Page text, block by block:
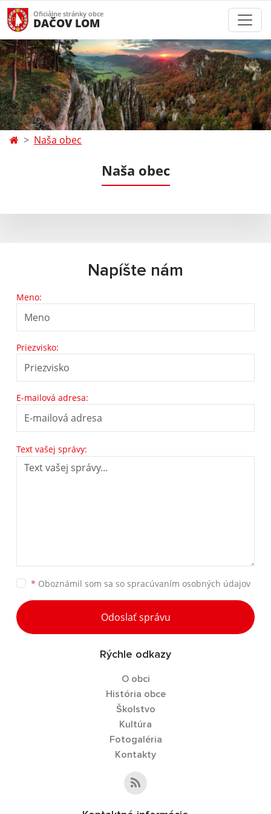
Oficiálne stránky obce
DAČOV LOM
Naša obec
Naša obec
Napíšte nám
Meno:
Priezvisko:
E-mailová adresa:
Text vašej správy:
* Oboznámil som sa so spracúvaním osobných údajov
Odoslať správu
Rýchle odkazy
O obci
História obce
Školstvo
Kultúra
Fotogaléria
Kontakty